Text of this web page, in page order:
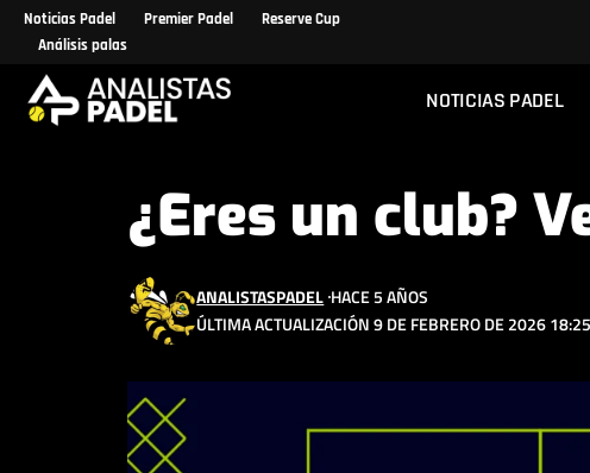
Noticias Padel Premier Padel
Reserve Cup
Análisis palas
NOTICIAS PADEL
¿Eres un club?
ÚLTIMA ACTUALIZACIÓN 9 DE FEBRERO DE 2026 18:25
ANALISTASPADEL HACE 5 AÑOS